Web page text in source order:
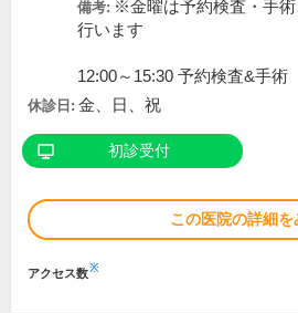
備考: ※金曜は予約検査・手
行います
12:00～15:30 予約検査&手術
休診日: 金、日、祝
初診受付
この医院の詳細を
アクセス数※